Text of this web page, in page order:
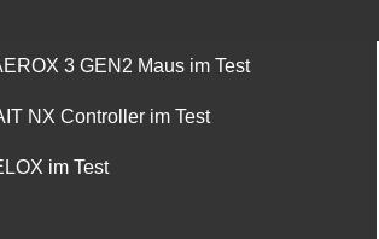
3 GEN2 Maus im Test
NX Controller im Test
im Test